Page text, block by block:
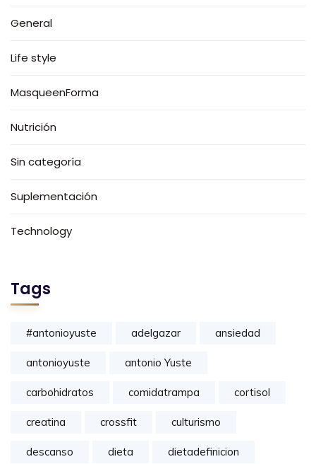
General
Life style
MasqueenForma
Nutrición
Sin categoría
Suplementación
Technology
Tags
#antonioyuste adelgazar ansiedad
antonioyuste antonio Yuste
carbohidratos comidatrampa cortisol
creatina crossfit culturismo
descanso dieta dietadefinicion